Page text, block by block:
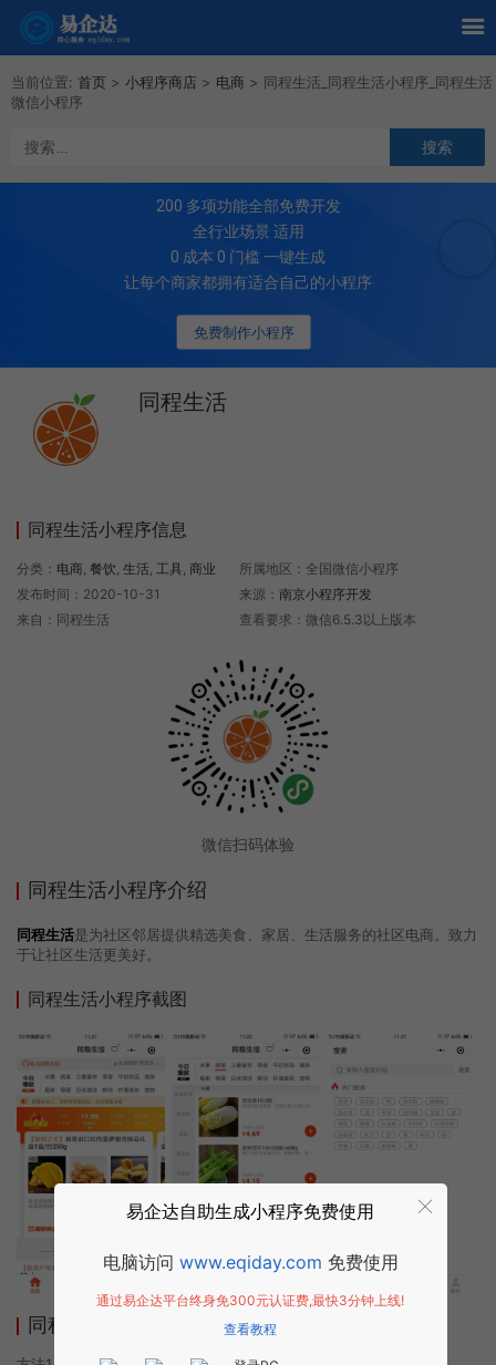
当前位置: 首页 > 小程序商店 > 电商 > 同程生活_同程生活小程序_同程生活
微信小程序
免费制作小程序
200 多项功能全部免费开发
全行业场景 适用
0 成本 0 门槛 一键生成
让每个商家都拥有适合自己的小程序
同程生活
同程生活小程序信息
分类： 电商, 餐饮, 生活, 工具, 商业
发布时间：2020-10-31
来自：同程生活
所属地区：全国微信小程序
来源：南京小程序开发
查看要求：微信6.5.3以上版本
微信扫码体验
同程生活小程序介绍
同程生活是为社区邻居提供精选美食、家居、生活服务的社区电商。致力
于让社区生活更美好。
同程生活小程序截图
同程生活小程序使用方法
易企达自助生成小程序免费使用
电脑访问 www.eqiday.com 免费使用
通过易企达平台终身免300元认证费,最快3分钟上线!
查看教程